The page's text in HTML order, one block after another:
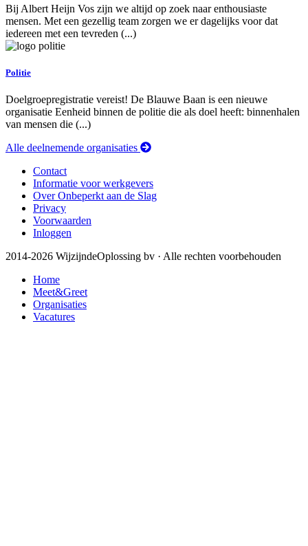
Bij Albert Heijn Vos zijn we altijd op zoek naar enthousiaste
mensen. Met een gezellig team zorgen we er dagelijks voor dat
iedereen met een tevreden (...)
Politie
Doelgroepregistratie vereist! De Blauwe Baan is een nieuwe
organisatie Eenheid binnen de politie die als doel heeft: binnenhalen
van mensen die (...)
Alle deelnemende organisaties
Contact
Informatie voor werkgevers
Over Onbeperkt aan de Slag
Privacy
Voorwaarden
Inloggen
2014-2026 WijzijndeOplossing bv · Alle rechten voorbehouden
Home
Meet&Greet
Organisaties
Vacatures